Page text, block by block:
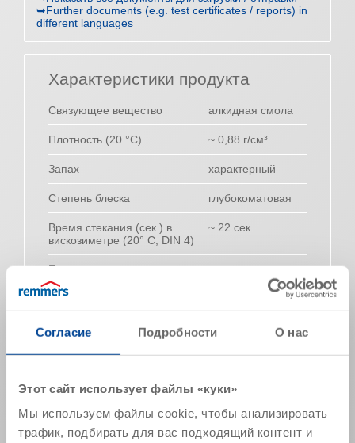
Согласие Подробности О нас
Этот сайт использует файлы «куки»
Мы используем файлы cookie, чтобы анализировать
трафик, подбирать для вас подходящий контент и
➥Further documents (e.g. test certificates / reports) in
different languages
Характеристики продукта
Связующее вещество алкидная смола
Плотность (20 °C) ~ 0,88 г/см³
Запах характерный
Степень блеска глубокоматовая
Время стекания (сек.) в
вискозиметре (20° C, DIN 4)
~ 22 сек
Продукт не содержит
формальдегид, тяжелые металлы,
полихлорированный бифенил (ПХБ), линдан,
галогенизированные углеводороды и
характеристики продукта и не могут рассматриваться
как обязательные спецификации продукта.